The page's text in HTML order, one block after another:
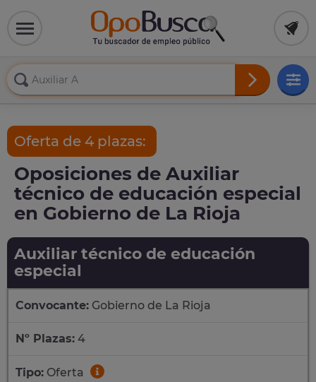
Oferta de 4 plazas:
Oposiciones de Auxiliar
técnico de educación especial
en Gobierno de La Rioja
Auxiliar técnico de educación
especial
Convocante: Gobierno de La Rioja
Nº Plazas: 4
Tipo: Oferta